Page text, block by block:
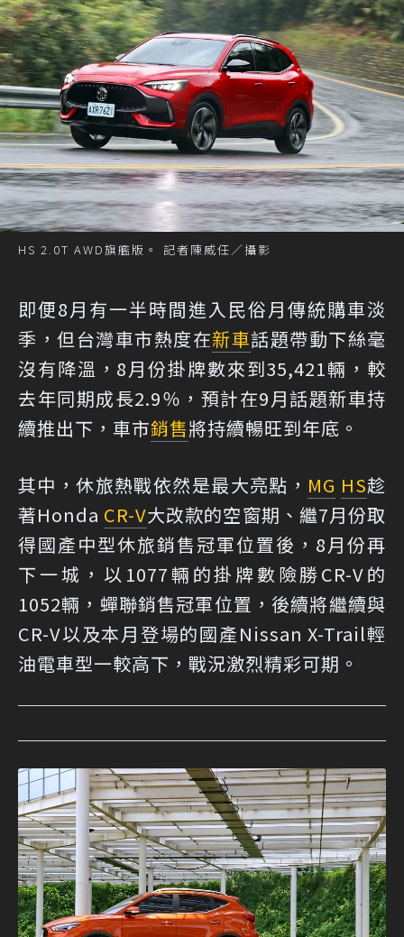
HS 2.0T AWD旗艦版。 記者陳威任／攝影
即便8月有一半時間進入民俗月傳統購車淡
季，但台灣車市熱度在新車話題帶動下絲毫
沒有降溫，8月份掛牌數來到35,421輛，較
去年同期成長2.9％，預計在9月話題新車持
續推出下，車市銷售將持續暢旺到年底。
其中，休旅熱戰依然是最大亮點， MG HS趁
著Honda CR-V大改款的空窗期、繼7月份取
得國產中型休旅銷售冠軍位置後，8月份再
下一城，以1077輛的掛牌數險勝CR-V的
1052輛，蟬聯銷售冠軍位置，後續將繼續與
CR-V以及本月登場的國產Nissan X-Trail輕
油電車型一較高下，戰況激烈精彩可期。